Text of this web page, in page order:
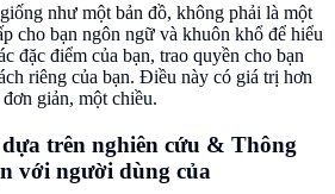
như một bản đồ, không phải là một
cho bạn ngôn ngữ và khuôn khổ để hiểu
đặc điểm của bạn, trao quyền cho bạn
riêng của bạn. Điều này có giá trị hơn
giản, một chiều.
trên nghiên cứu & Thông
với người dùng của